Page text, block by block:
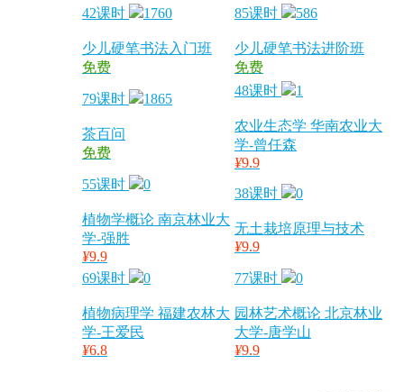
42课时 1760
少儿硬笔书法入门班
免费
85课时 586
少儿硬笔书法进阶班
免费
79课时 1865
茶百问
免费
48课时 1
农业生态学 华南农业大
学-曾任森
¥9.9
55课时
0
植物学概论 南京林业大
学-强胜
¥9.9
38课时 0
无土栽培原理与技术
¥9.9
69课时 0
植物病理学 福建农林大
学-王爱民
¥6.8
77课时 0
园林艺术概论 北京林业
大学-唐学山
¥9.9